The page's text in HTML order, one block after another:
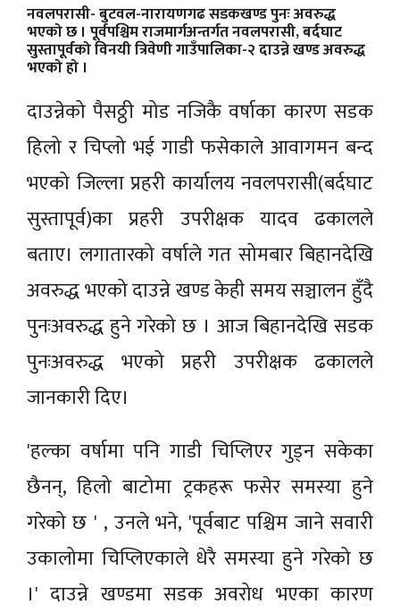
नवलपरासी-बुटवल-नारायणगढ सडकखण्ड पुनः अवरुद्ध
भएको छ । पूर्वपश्चिम राजमार्गअन्तर्गत नवलपरासी, बर्दघाट
सुस्तापूर्वको विनयी त्रिवेणी गाउँपालिका-२ दाउन्ने खण्ड अवरुद्ध
भएको हो ।
दाउन्नेको पैसठ्ठी मोड नजिकै वर्षाका कारण सडक
हिलो र चिप्लो भई गाडी फसेकाले आवागमन बन्द
भएको जिल्ला प्रहरी कार्यालय नवलपरासी(बर्दघाट
सुस्तापूर्व)का प्रहरी उपरीक्षक यादव ढकालले
बताए। लगातारको वर्षाले गत सोमबार बिहानदेखि
अवरुद्ध भएको दाउन्ने खण्ड केही समय सञ्चालन हुँदै
पुनःअवरुद्ध हुने गरेको छ । आज बिहानदेखि सडक
पुनःअवरुद्ध भएको प्रहरी उपरीक्षक ढकालले
जानकारी दिए।
'हल्का वर्षामा पनि गाडी चिप्लिएर गुड्न सकेका
छैनन्, हिलो बाटोमा ट्रकहरू फसेर समस्या हुने
गरेको छ ' , उनले भने, 'पूर्वबाट पश्चिम जाने सवारी
उकालोमा चिप्लिएकाले धेरै समस्या हुने गरेको छ
।' दाउन्ने खण्डमा सडक अवरोध भएका कारण